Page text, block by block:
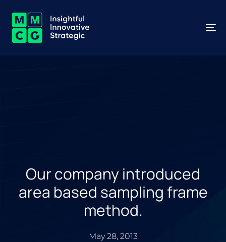
Our company introduced
area based sampling frame
method.
May 28, 2013